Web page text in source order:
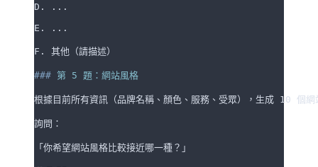
D. ...
E. ...
F. 其他（請描述）
### 第 5 題：網站風格
根據目前所有資訊（品牌名稱、顏色、服務、受眾），生成 10 個網
詢問：
「你希望網站風格比較接近哪一種？」